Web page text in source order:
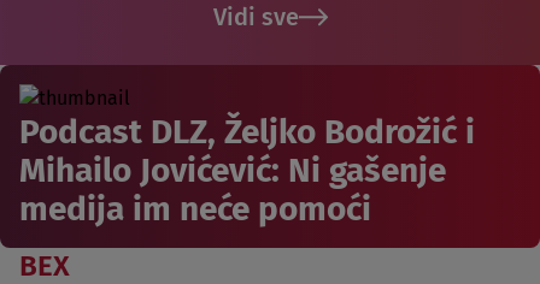
Vidi sve
Podcast DLZ, Željko Bodrožić i
Mihailo Jovićević: Ni gašenje
medija im neće pomoći
BEX